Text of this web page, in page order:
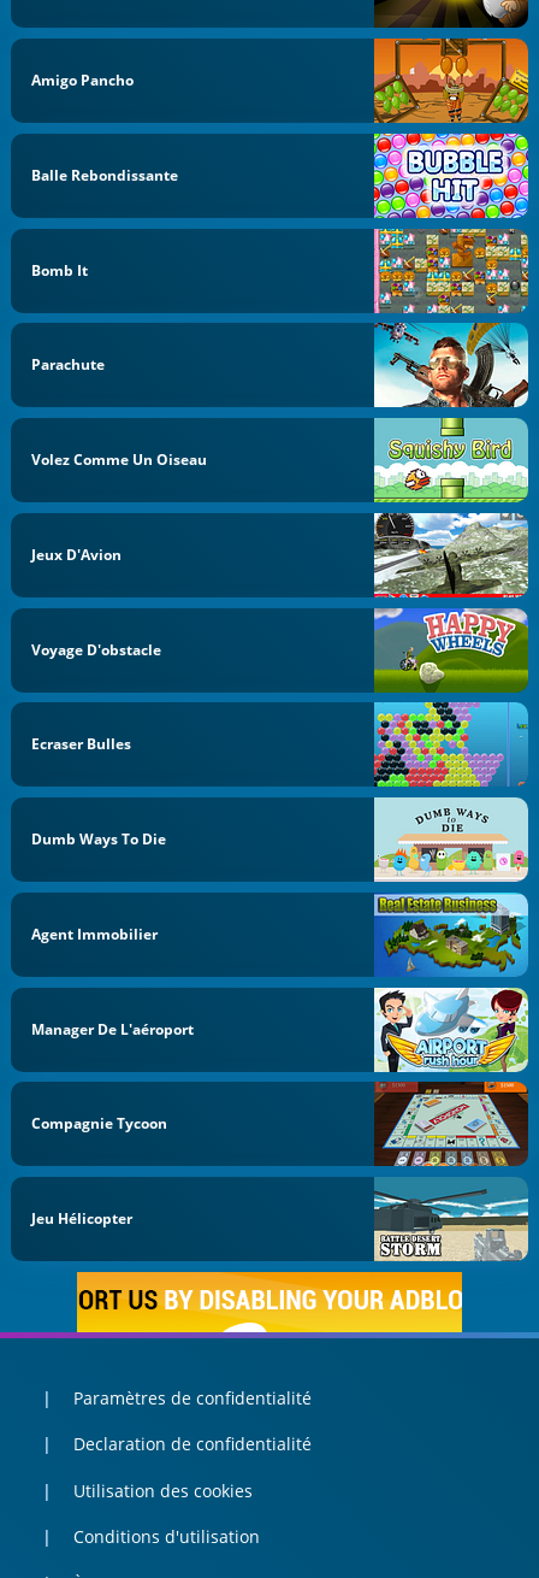
Amigo Pancho
Balle Rebondissante
Bomb It
Parachute
Volez Comme Un Oiseau
Jeux D'Avion
Voyage D'obstacle
Ecraser Bulles
Dumb Ways To Die
Agent Immobilier
Manager De L'aéroport
Compagnie Tycoon
Jeu Hélicopter
Paramètres de confidentialité
Declaration de confidentialité
Utilisation des cookies
Conditions d'utilisation